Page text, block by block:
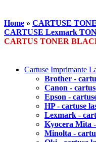
Home » CARTUSE
CARTUSE Lexmark
CARTUS TONER
Cartuse Imprimante
Brother -
Canon -
Epson -
HP - cartuse
Lexmark -
Kyocera Mita
Minolta -